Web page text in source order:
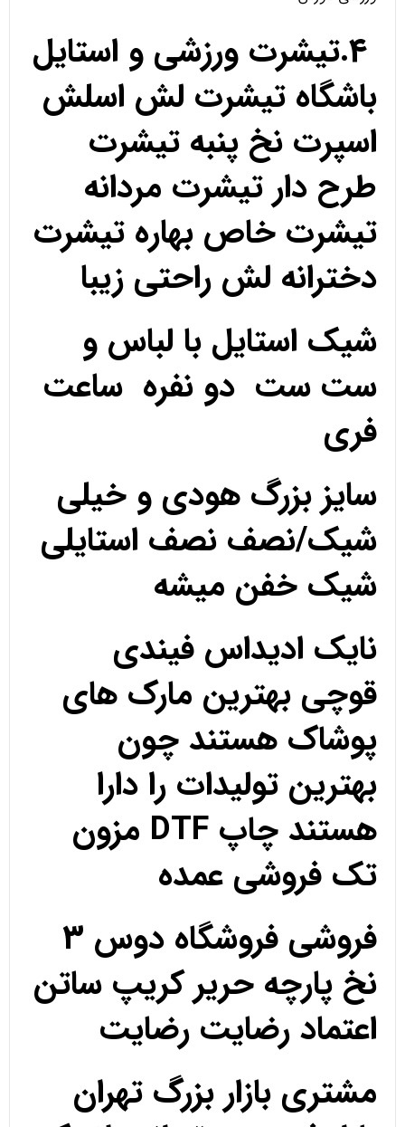
4.تیشرت ورزشی و استایل
باشگاه تیشرت لش اسلش
اسپرت نخ پنبه تیشرت
طرح دار تیشرت مردانه
تیشرت خاص بهاره تیشرت
دخترانه لش راحتی زیبا
شیک استایل با لباس و
ست ست دو نفره ساعت
فری
سایز بزرگ هودی و خیلی
شیک/نصف نصف استایلی
شیک خفن میشه
نایک ادیداس فیندی
قوچی بهترین مارک های
پوشاک هستند چون
بهترین تولیدات را دارا
هستند چاپ DTF مزون
تک فروشی عمده
فروشی فروشگاه دوس 3
نخ پارچه حریر کریپ ساتن
اعتماد رضایت رضایت
مشتری بازار بزرگ تهران